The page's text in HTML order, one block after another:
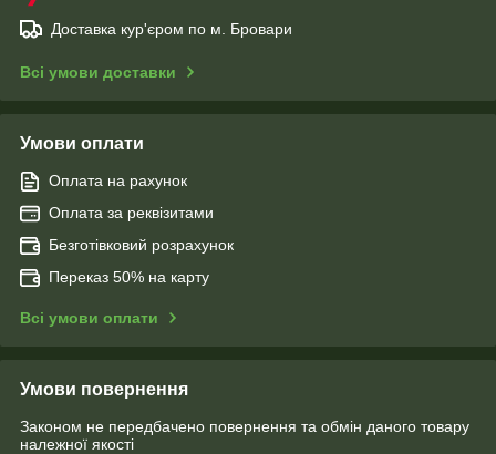
Доставка кур'єром по м. Бровари
Всі умови доставки
Умови оплати
Оплата на рахунок
Оплата за реквізитами
Безготівковий розрахунок
Переказ 50% на карту
Всі умови оплати
Умови повернення
Законом не передбачено повернення та обмін даного товару
належної якості